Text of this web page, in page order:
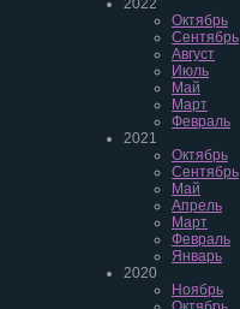
2022
Октябрь
Сентябрь
Август
Июль
Май
Март
Февраль
2021
Октябрь
Сентябрь
Май
Апрель
Март
Февраль
Январь
2020
Ноябрь